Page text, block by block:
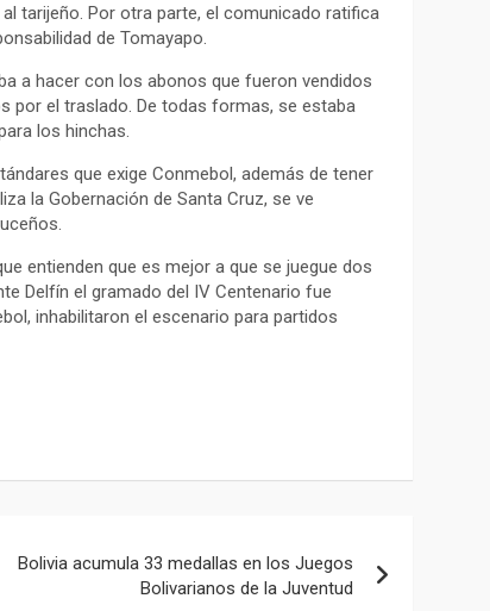
tarijeño. Por otra parte, el comunicado ratifica
de Tomayapo.
a hacer con los abonos que fueron vendidos
por el traslado. De todas formas, se estaba
los hinchas.
que exige Conmebol, además de tener
la Gobernación de Santa Cruz, se ve
entienden que es mejor a que se juegue dos
Delfín el gramado del IV Centenario fue
inhabilitaron el escenario para partidos
Bolivia acumula 33 medallas en los Juegos
Bolivarianos de la Juventud